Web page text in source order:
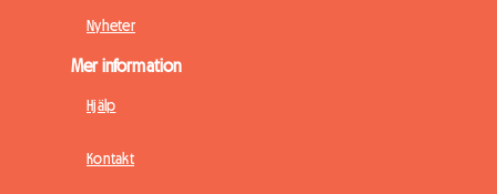
Nyheter
Mer information
Hjälp
Kontakt